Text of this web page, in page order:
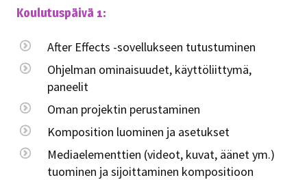
Koulutuspäivä 1:
After Effects -sovellukseen tutustuminen
Ohjelman ominaisuudet, käyttöliittymä,
paneelit
Oman projektin perustaminen
Komposition luominen ja asetukset
Mediaelementtien (videot, kuvat, äänet ym.)
tuominen ja sijoittaminen kompositioon